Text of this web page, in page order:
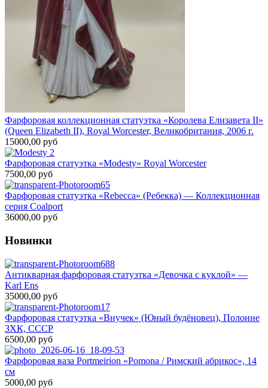
Фарфоровая коллекционная статуэтка «Королева Елизавета II»
(Queen Elizabeth II), Royal Worcester, Великобритания, 2006 г.
15000,00 руб
Фарфоровая статуэтка «Modesty» Royal Worcester
7500,00 руб
Фарфоровая статуэтка «Rebecca» (Ребекка) — Коллекционная
серия Coalport
36000,00 руб
Новинки
Антикварная фарфоровая статуэтка «Девочка с куклой» —
Karl Ens
35000,00 руб
Фарфоровая статуэтка «Внучек» (Юный будёновец), Полонне
ЗХК, СССР
6500,00 руб
Фарфоровая ваза Portmeirion «Pomona / Римский абрикос», 14
см
5000,00 руб